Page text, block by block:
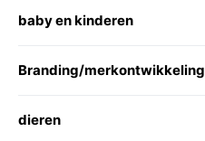
baby en kinderen
Branding/merkontwikkeling
dieren